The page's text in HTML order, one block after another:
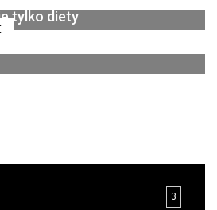
tylko diety
3